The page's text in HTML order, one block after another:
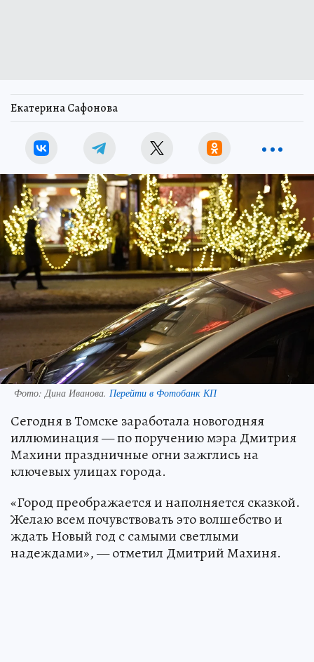
Екатерина Сафонова
Фото:Дина Иванова. Перейти в Фотобанк КП
Сегодня в Томске заработала новогодняя
иллюминация — по поручению мэра Дмитрия
Махини праздничные огни зажглись на
ключевых улицах города.
«Город преображается и наполняется сказкой.
Желаю всем почувствовать это волшебство и
ждать Новый год с самыми светлыми
надеждами», — отметил Дмитрий Махиня.